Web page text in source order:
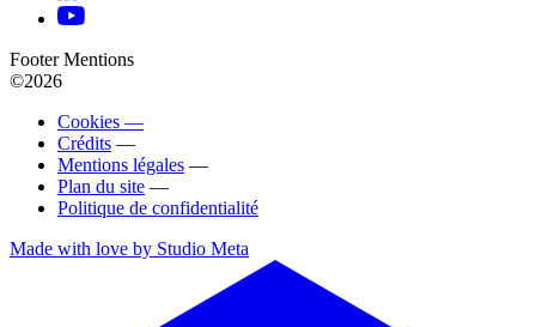
Footer Mentions
©2026
Cookies —
Crédits —
Mentions légales —
Plan du site —
Politique de confidentialité
Made with love by Studio Meta